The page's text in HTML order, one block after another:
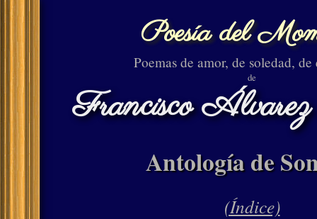
Poesía del
Poemas de amor, de soledad, de
de
Francisco
Antología de
(Índice)